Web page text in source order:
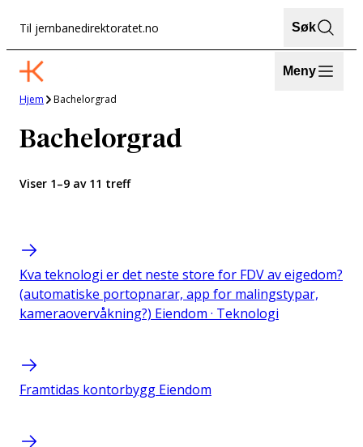
innhold
Til jernbanedirektoratet.no Søk
Meny
Hjem Bachelorgrad
Bachelorgrad
Viser 1–9 av 11 treff
Kva teknologi er det neste store for FDV av eigedom?
(automatiske portopnarar, app for malingstypar,
kameraovervåkning?) Eiendom · Teknologi
Framtidas kontorbygg Eiendom